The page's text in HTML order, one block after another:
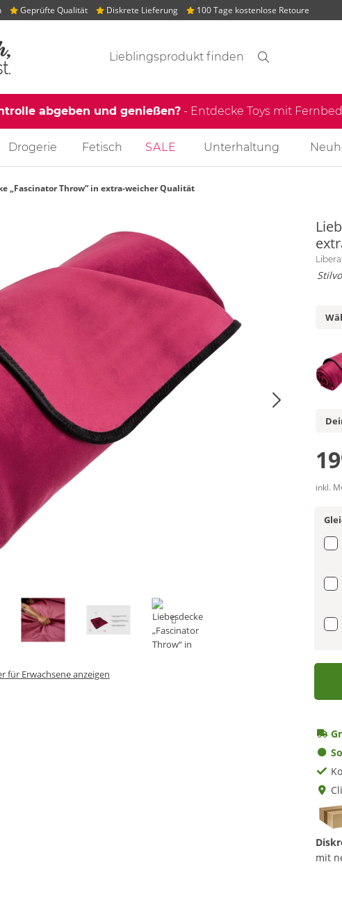
Geprüfte Qualität Diskrete Lieferung 100 Tage kostenlose Retoure
Suchvorschläge
abgeben und genießen? - Entdecke Toys mit
Drogerie Fetisch SALE Unterhaltung
„Fascinator Throw“ in extra-weicher Qualität
für Erwachsene anzeigen
inkl.
mit